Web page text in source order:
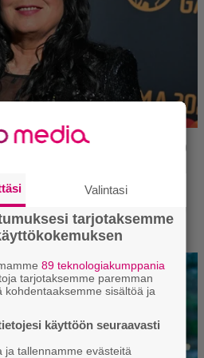
Valintasi
tarjotaksemme
89 teknologiakumppania
tarjotaksemme paremman
kohdentaaksemme sisältöä ja
käyttöön seuraavasti
ja tallennamme evästeitä